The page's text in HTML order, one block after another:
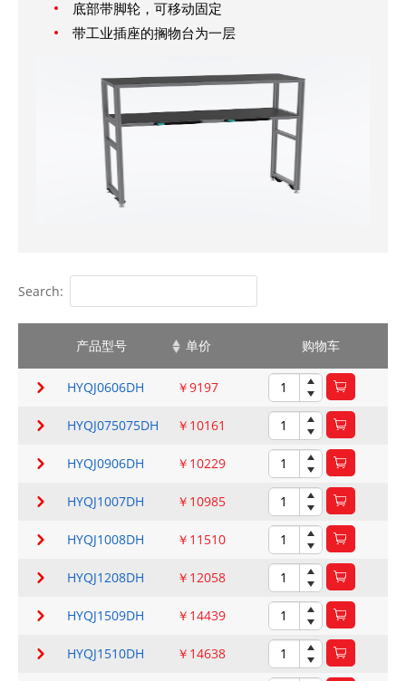
底部带脚轮，可移动固定
带工业插座的搁物台为一层
Search:
产品型号 单价 购物车
HYQJ0606DH ￥9197
HYQJ075075DH ￥10161
HYQJ0906DH ￥10229
HYQJ1007DH ￥10985
HYQJ1008DH ￥11510
HYQJ1208DH ￥12058
HYQJ1509DH ￥14439
HYQJ1510DH ￥14638